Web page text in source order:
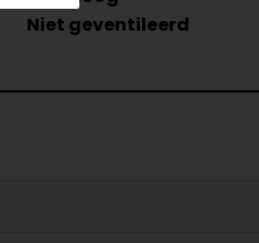
Niet geventileerd